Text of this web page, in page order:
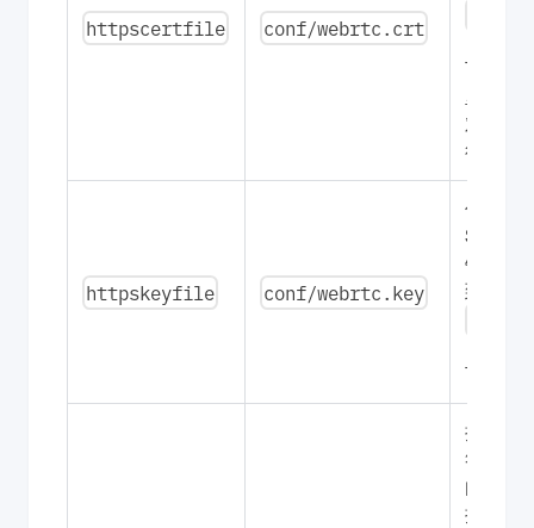
httpscertfile conf/webrtc.crt
下，这
里填相
对路
径。
httpskeyfile conf/webrtc.key
你的
SSL 私
钥，放
到
下。
授权字
符串，
由我方
按你的